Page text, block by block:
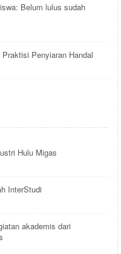
Belum lulus sudah
Penyiaran Handal
Hulu Migas
InterStudi
akademis dari